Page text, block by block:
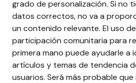
grado de personalización. Si no
datos correctos, no va a
un contenido relevante. El uso
participación comunitaria para
primera mano puede ayudarle a
artículos y temas de tendencia
usuarios. Será más probable